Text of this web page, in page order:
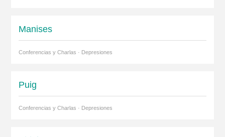
Manises
Conferencias y Charlas · Depresiones
Puig
Conferencias y Charlas · Depresiones